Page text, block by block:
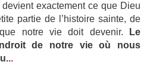
exactement ce que Dieu
partie de l’histoire sainte, de
notre vie doit devenir.
Le
de notre vie où nous
..